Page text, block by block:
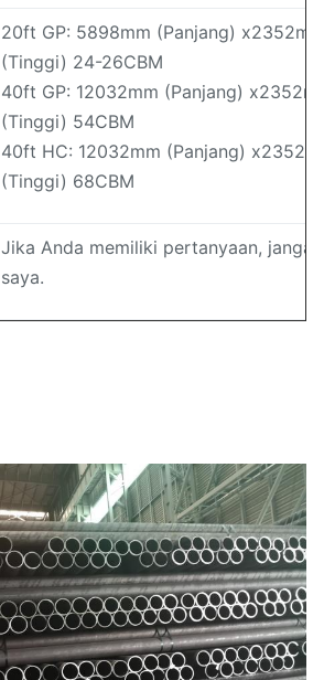
20ft GP: 5898mm (Panjang)
(Tinggi) 24-26CBM
40ft GP: 12032mm (Panjang)
(Tinggi) 54CBM
40ft HC: 12032mm (Panjang)
(Tinggi) 68CBM
Jika Anda memiliki pertanyaan,
saya.